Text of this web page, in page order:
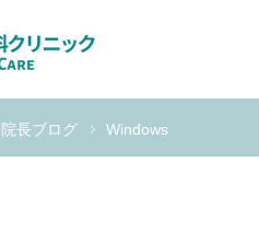
院長ブログ Windows